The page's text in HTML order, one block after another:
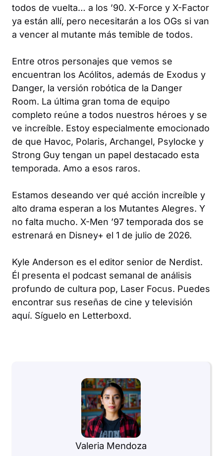
todos de vuelta… a los ’90. X-Force y X-Factor
ya están allí, pero necesitarán a los OGs si van
a vencer al mutante más temible de todos.
Entre otros personajes que vemos se
encuentran los Acólitos, además de Exodus y
Danger, la versión robótica de la Danger
Room. La última gran toma de equipo
completo reúne a todos nuestros héroes y se
ve increíble. Estoy especialmente emocionado
de que Havoc, Polaris, Archangel, Psylocke y
Strong Guy tengan un papel destacado esta
temporada. Amo a esos raros.
Estamos deseando ver qué acción increíble y
alto drama esperan a los Mutantes Alegres. Y
no falta mucho. X-Men ’97 temporada dos se
estrenará en Disney+ el 1 de julio de 2026.
Kyle Anderson es el editor senior de Nerdist.
Él presenta el podcast semanal de análisis
profundo de cultura pop, Laser Focus. Puedes
encontrar sus reseñas de cine y televisión
aquí. Síguelo en Letterboxd.
Valeria Mendoza